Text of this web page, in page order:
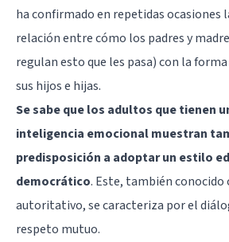
ha confirmado en repetidas ocasiones
relación entre cómo los padres y
regulan esto que les pasa) con la forma
sus hijos e hijas.
Se sabe que los adultos que tienen
inteligencia emocional muestran
predisposición a adoptar un estilo
democrático. Este, también
autoritativo, se caracteriza por el
respeto mutuo.